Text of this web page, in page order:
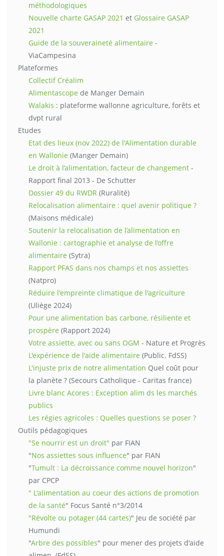
méthodologiques
Nouvelle charte GASAP 2021 et Glossaire GASAP
2021
Guide de la souveraineté alimentaire -
ViaCampesina
Plateformes
Collectif Créalim
Alimentascope de Manger Demain
Walakis : plateforme wallonne agriculture, forêts et
dvpt rural
Etudes
Etat des lieux (nov 2022) de l'Alimentation durable
en Wallonie (Manger Demain)
Le droit à l’alimentation, facteur de changement -
Rapport final 2013 - De Schutter
Dossier 49 du RWDR (Ruralité)
Relocalisation alimentaire : quel avenir politique ?
(Maisons médicale)
Soutenir la relocalisation de l’alimentation en
Wallonie : cartographie et analyse de l’offre
alimentaire (Sytra)
Rapport PFAS dans nos champs et nos assiettes
(Natpro)
Réduire l'empreinte climatique de l'agriculture
(Uliège 2024)
Pour une alimentation bas carbone, résiliente et
prospère (Rapport 2024)
Votre assiette, avec ou sans OGM - Nature et Progrès
L'expérience de l'aide alimentaire (Public. FdSS)
L'injuste prix de notre alimentation Quel coût pour
la planète ? (Secours Catholique - Caritas france)
Livre blanc Acores : Exception alim ds les marchés
publics
Les régies agricoles : Quelles questions se poser ?
Outils pédagogiques
"Se nourrir est un droit" par FIAN
"Nos assiettes sous influence" par FIAN
"Tumult : La décroissance comme nouvel horizon"
par CPCP
" L'alimentation au coeur des actions de promotion
de la santé" Focus Santé n°3/2014
"Révolte ou potager (44 cartes)" Jeu de société par
Humundi
"Arbre des possibles" pour mener des projets d'aide